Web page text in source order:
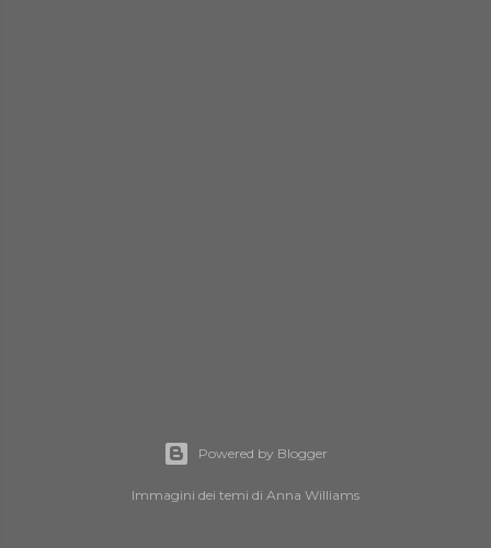
Powered by Blogger
Immagini dei temi di Anna Williams